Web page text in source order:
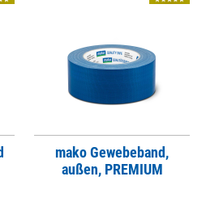
mako Gewebeband,
außen, PREMIUM